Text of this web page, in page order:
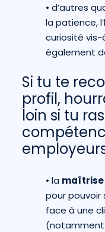
• d’autres
la patience,
curiosité vis-
également
Si tu te
profil,
loin si tu
• la maîtrise
pour pouvoir
face à une
(notamment